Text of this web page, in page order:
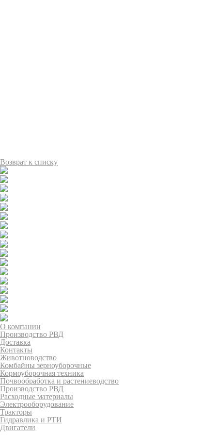
Возврат к списку
О компании
Производство РВД
Доставка
Контакты
Животноводство
Комбайны зерноуборочные
Кормоуборочная техника
Почвообработка и растениеводство
Производство РВД
Расходные материалы
Электрооборудование
Тракторы
Гидравлика и РТИ
Двигатели